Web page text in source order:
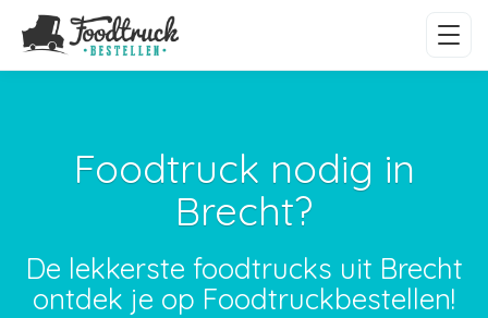
Foodtruck nodig in
Brecht?
De lekkerste foodtrucks uit Brecht
ontdek je op Foodtruckbestellen!